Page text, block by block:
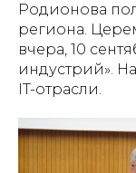
Родионова
региона.
вчера, 10
индустрий».
IT-отрасли.